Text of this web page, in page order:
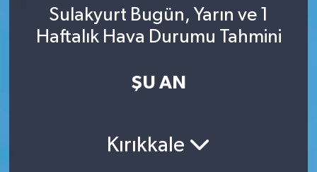
Sulakyurt Bugün, Yarın ve 1
Haftalık Hava Durumu Tahmini
ŞU AN
Kırıkkale
Ekonomi
Son Dakika Haberleri